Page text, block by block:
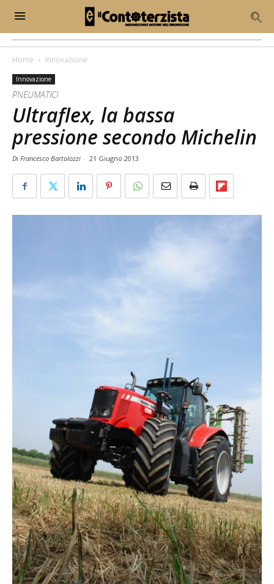
Home Innovazione
Innovazione
PNEUMATICI
Ultraflex, la bassa
pressione secondo Michelin
Di Francesco Bartolozzi - 21 Giugno 2013